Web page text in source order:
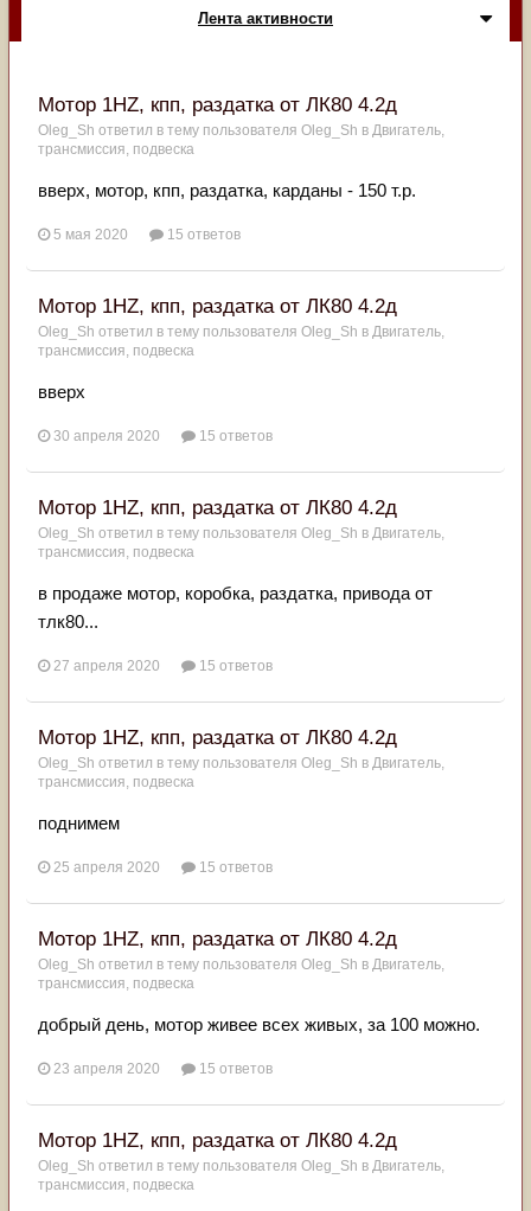
Лента активности
Мотор 1HZ, кпп, раздатка от ЛК80 4.2д
Oleg_Sh ответил в тему пользователя Oleg_Sh в Двигатель,
трансмиссия, подвеска
вверх, мотор, кпп, раздатка, карданы - 150 т.р.
5 мая 2020 15 ответов
Мотор 1HZ, кпп, раздатка от ЛК80 4.2д
Oleg_Sh ответил в тему пользователя Oleg_Sh в Двигатель,
трансмиссия, подвеска
вверх
30 апреля 2020 15 ответов
Мотор 1HZ, кпп, раздатка от ЛК80 4.2д
Oleg_Sh ответил в тему пользователя Oleg_Sh в Двигатель,
трансмиссия, подвеска
в продаже мотор, коробка, раздатка, привода от
тлк80...
27 апреля 2020 15 ответов
Мотор 1HZ, кпп, раздатка от ЛК80 4.2д
Oleg_Sh ответил в тему пользователя Oleg_Sh в Двигатель,
трансмиссия, подвеска
поднимем
25 апреля 2020 15 ответов
Мотор 1HZ, кпп, раздатка от ЛК80 4.2д
Oleg_Sh ответил в тему пользователя Oleg_Sh в Двигатель,
трансмиссия, подвеска
добрый день, мотор живее всех живых, за 100 можно.
23 апреля 2020 15 ответов
Мотор 1HZ, кпп, раздатка от ЛК80 4.2д
Oleg_Sh ответил в тему пользователя Oleg_Sh в Двигатель,
трансмиссия, подвеска